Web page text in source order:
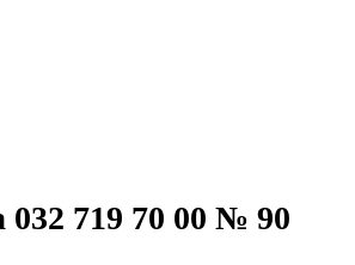
719 70 00 № 90